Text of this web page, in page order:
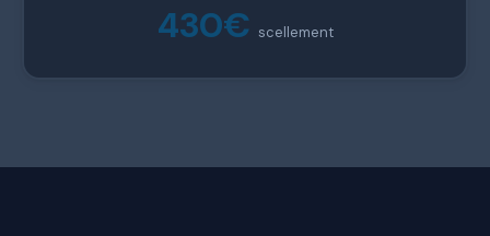
430€ scellement